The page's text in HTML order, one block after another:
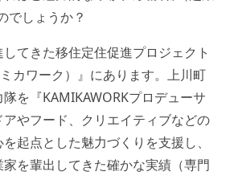
でしょうか？
てきた移住定住促進プロジェクト
ミカワーク）』にあります。上川町
を『KAMIKAWORKプロデューサ
やフード、クリエイティブなどの
起点とした魅力づくりを支援し、
を輩出してきた確かな実績（専門